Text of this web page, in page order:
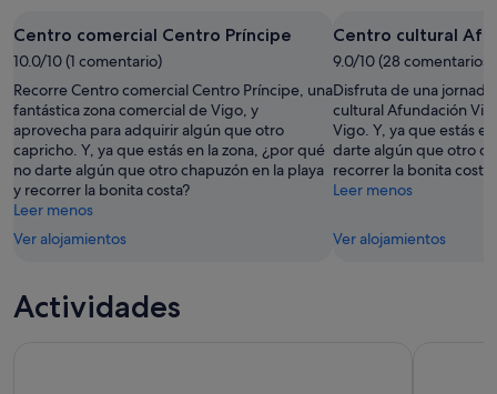
Centro comercial Centro Príncipe
10.0/10 (1 comentario)
Recorre Centro comercial Centro Príncipe, una
fantástica zona comercial de Vigo, y
aprovecha para adquirir algún que otro
capricho. Y, ya que estás en la zona, ¿por qué
no darte algún que otro chapuzón en la playa
y recorrer la bonita costa?
Leer menos
Ver alojamientos
Centro cultural
9.0/10 (28 comentarios)
Disfruta de una
cultural Afundación
Vigo. Y, ya que estás
darte algún que otro
recorrer la bonita costa?
Leer menos
Ver alojamientos
Actividades